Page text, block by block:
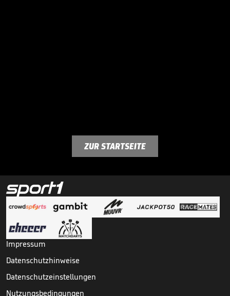
ZUR STARTSEITE
Impressum
Datenschutzhinweise
Datenschutzeinstellungen
Nutzungsbedingungen